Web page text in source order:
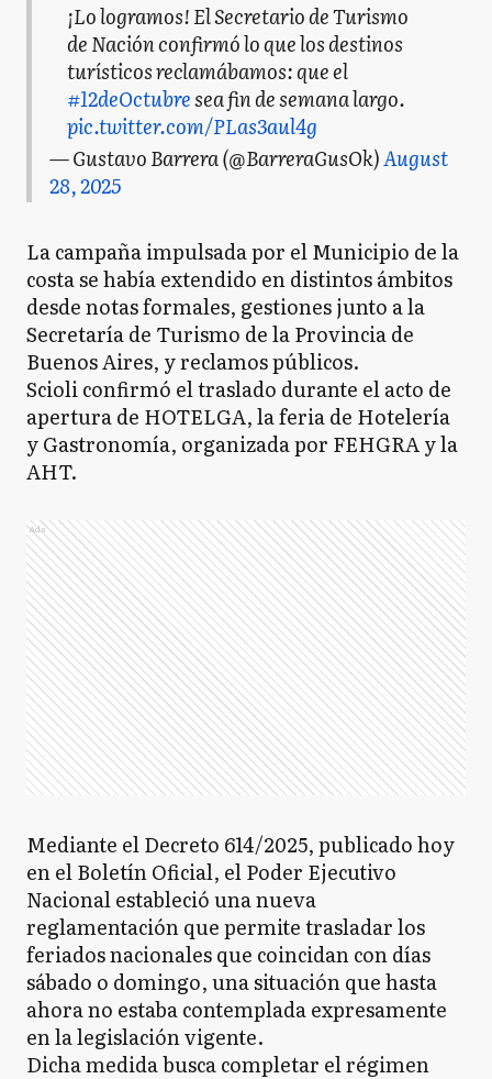
¡Lo logramos! El Secretario de Turismo
de Nación confirmó lo que los destinos
turísticos reclamábamos: que el
#12deOctubresea fin de semana largo.
pic.twitter.com/PLas3aul4g
— Gustavo Barrera (@BarreraGusOk)August
28, 2025
La campaña impulsada por el Municipio de la
costa se había extendido en distintos ámbitos
desde notas formales, gestiones junto a la
Secretaría de Turismo de la Provincia de
Buenos Aires, y reclamos públicos.
Scioli confirmó el traslado durante el acto de
apertura de HOTELGA, la feria de Hotelería
y Gastronomía, organizada por FEHGRA y la
AHT.
Ads
Mediante el Decreto 614/2025, publicado hoy
en el Boletín Oficial, el Poder Ejecutivo
Nacional estableció una nueva
reglamentación que permite trasladar los
feriados nacionales que coincidan con días
sábado o domingo, una situación que hasta
ahora no estaba contemplada expresamente
en la legislación vigente.
Dicha medida busca completar el régimen